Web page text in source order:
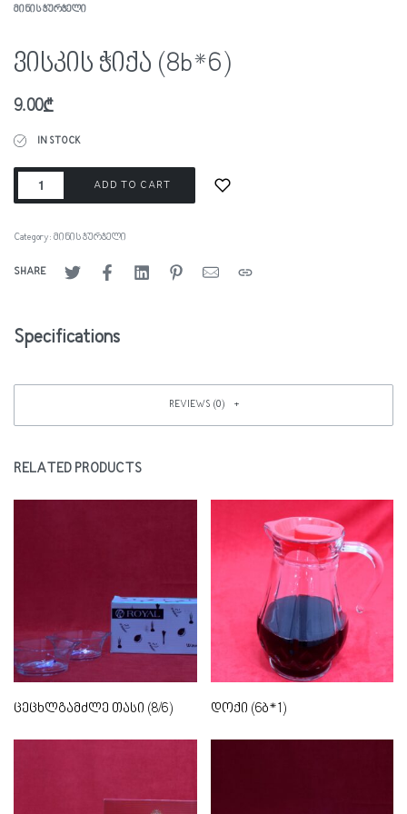
ᲛᲘᲜᲘᲡ ᲭᲣᲠᲭᲔᲚᲘ
ვისკის ჭიქა (8b*6)
9.00₾
IN STOCK
ADD TO CART
Category: მინის ჭურჭელი
SHARE
Specifications
REVIEWS (0)
RELATED PRODUCTS
ცეცხლგამძლე თასი (8/6) დოქი (6ბ*1)